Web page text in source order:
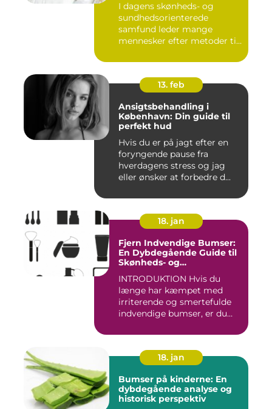
I dagens skønheds- og
sundhedsorienterede
samfund leder mange
mennesker efter metoder til
13. feb
Ansigtsbehandling i
København: Din guide til
perfekt hud
Hvis du er på jagt efter en
foryngende pause fra
hverdagens stress og jag
eller ønsker at forbedre d...
18. jan
Fjern Indvendige Bumser:
En Dybdegående Guide til
Skønheds- og
INTRODUKTION Hvis du
længe har kæmpet med
irriterende og smertefulde
indvendige bumser, er du
18. jan
Bumser på kinderne: En
dybdegående analyse og
historisk perspektiv